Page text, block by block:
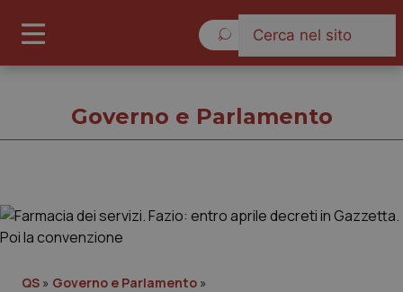
Governo e Parlamento
QS » Governo e Parlamento »